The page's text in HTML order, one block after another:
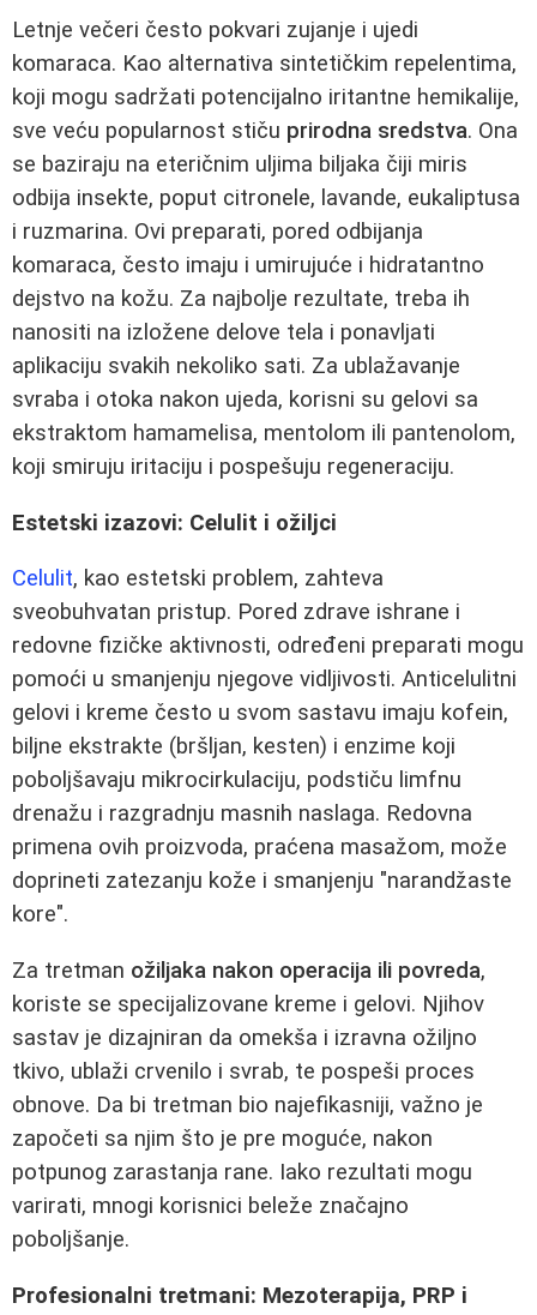
Letnje večeri često pokvari zujanje i ujedi
komaraca. Kao alternativa sintetičkim repelentima,
koji mogu sadržati potencijalno iritantne hemikalije,
sve veću popularnost stiču prirodna sredstva. Ona
se baziraju na eteričnim uljima biljaka čiji miris
odbija insekte, poput citronele, lavande, eukaliptusa
i ruzmarina. Ovi preparati, pored odbijanja
komaraca, često imaju i umirujuće i hidratantno
dejstvo na kožu. Za najbolje rezultate, treba ih
nanositi na izložene delove tela i ponavljati
aplikaciju svakih nekoliko sati. Za ublažavanje
svraba i otoka nakon ujeda, korisni su gelovi sa
ekstraktom hamamelisa, mentolom ili pantenolom,
koji smiruju iritaciju i pospešuju regeneraciju.
Estetski izazovi: Celulit i ožiljci
Celulit, kao estetski problem, zahteva
sveobuhvatan pristup. Pored zdrave ishrane i
redovne fizičke aktivnosti, određeni preparati mogu
pomoći u smanjenju njegove vidljivosti. Anticelulitni
gelovi i kreme često u svom sastavu imaju kofein,
biljne ekstrakte (bršljan, kesten) i enzime koji
poboljšavaju mikrocirkulaciju, podstiču limfnu
drenažu i razgradnju masnih naslaga. Redovna
primena ovih proizvoda, praćena masažom, može
doprineti zatezanju kože i smanjenju "narandžaste
kore".
Za tretman ožiljaka nakon operacija ili povreda,
koriste se specijalizovane kreme i gelovi. Njihov
sastav je dizajniran da omekša i izravna ožiljno
tkivo, ublaži crvenilo i svrab, te pospeši proces
obnove. Da bi tretman bio najefikasniji, važno je
započeti sa njim što je pre moguće, nakon
potpunog zarastanja rane. Iako rezultati mogu
varirati, mnogi korisnici beleže značajno
poboljšanje.
Profesionalni tretmani: Mezoterapija, PRP i